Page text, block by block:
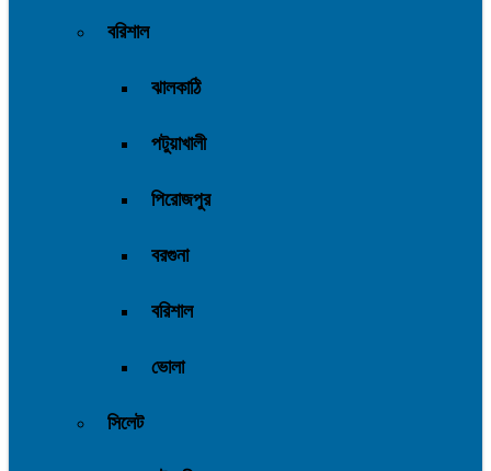
বরিশাল
ঝালকাঠি
পটুয়াখালী
পিরোজপুর
বরগুনা
বরিশাল
ভোলা
সিলেট